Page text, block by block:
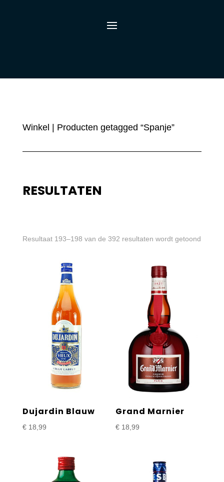
Winkel | Producten getagged “Spanje”
RESULTATEN
Resultaat 193–198 van de 392 resultaten wordt getoond
Dujardin Blauw
€18,99
Grand Marnier
€ 18,99